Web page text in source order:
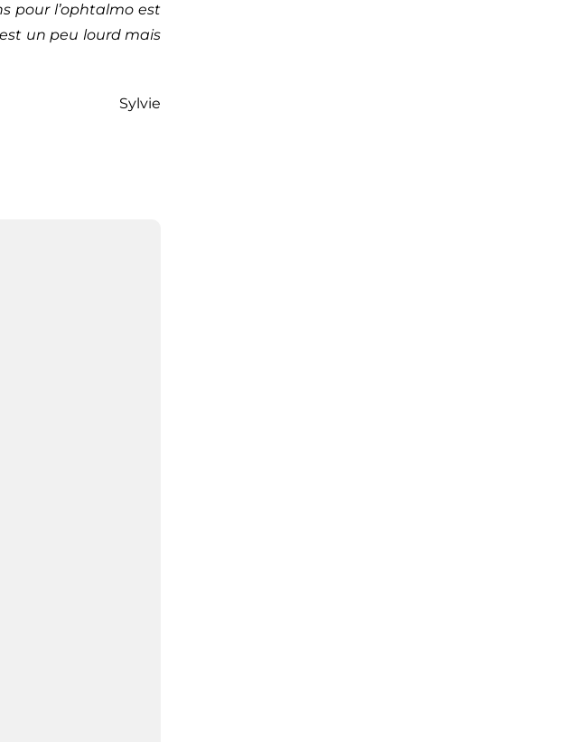
pour l’ophtalmo est
un peu lourd mais
Sylvie